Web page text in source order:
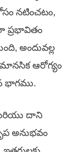
నటించటం,
ప్రభావితం
అందువల్ల
మానసిక ఆరోగ్యం
భాగము.
మరియు దాని
అనుభవం